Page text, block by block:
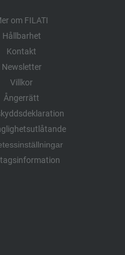
om FILATI
Hållbarhet
Kontakt
Newsletter
Villkor
Ångerrätt